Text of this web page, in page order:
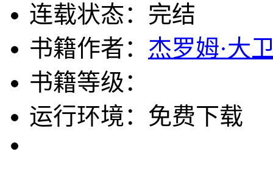
连载状态：完结
书籍作者： 杰罗姆·大
书籍等级：
运行环境：免费下载